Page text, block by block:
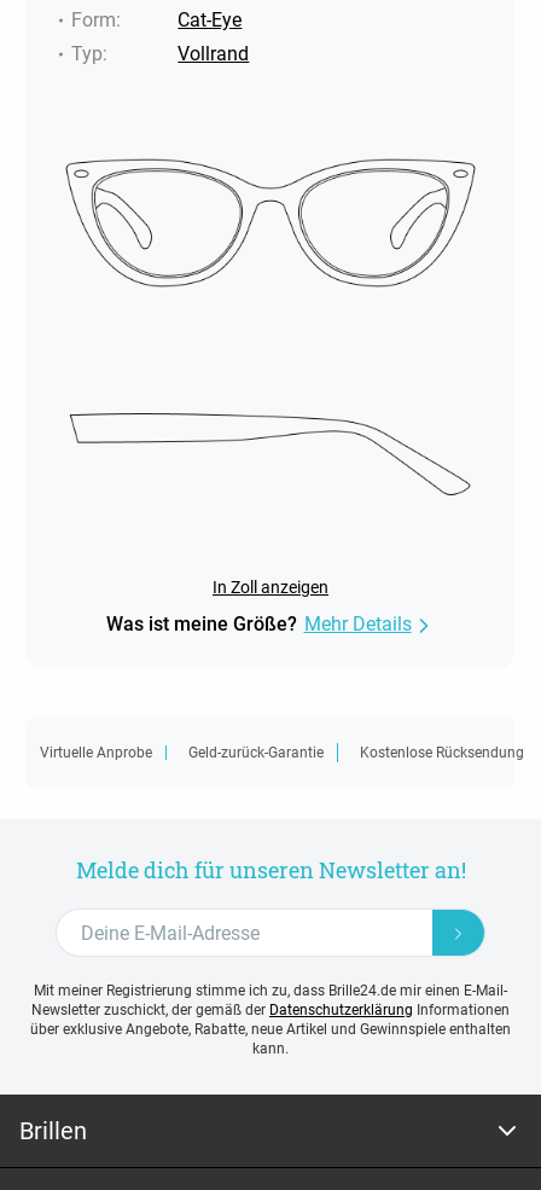
Form:
Cat-Eye
Typ: Vollrand
In Zoll anzeigen
Was ist meine Größe? Mehr Details
Virtuelle Anprobe Geld-zurück-Garantie Kostenlose Rücksendung
Melde dich für unseren Newsletter an!
Mit meiner Registrierung stimme ich zu, dass Brille24.de mir einen E-Mail-
Newsletter zuschickt, der gemäß der Datenschutzerklärung Informationen
über exklusive Angebote, Rabatte, neue Artikel und Gewinnspiele enthalten
kann.
Brillen